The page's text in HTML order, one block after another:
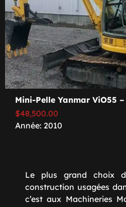
Mini-Pelle Yanmar ViO55
$48,500.00
Année: 2010
Le plus grand choix
construction usagées
c’est aux Machineries